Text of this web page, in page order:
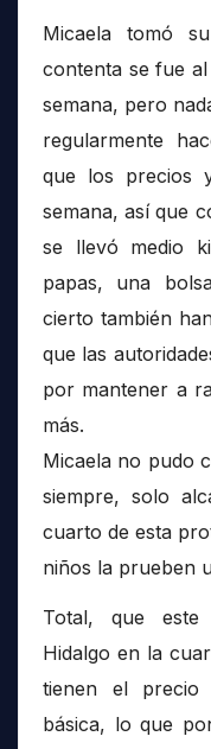
Micaela tomó
contenta se fue
semana, pero
regularmente
que los precios
semana, así que
se llevó medio
papas, una
cierto también
que las
por mantener a
más.
Micaela no pudo
siempre, solo
cuarto de esta
niños la prueben
Total, que
Hidalgo en la
tienen el precio
básica, lo que